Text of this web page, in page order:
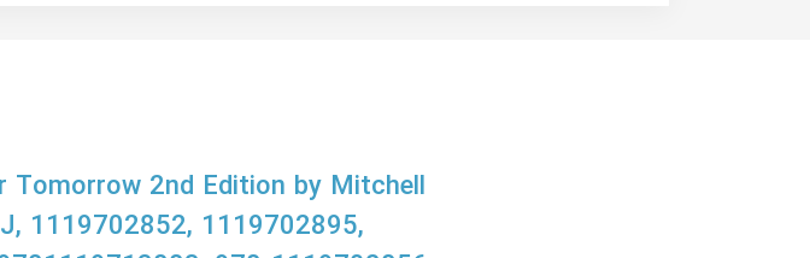
Tomorrow 2nd Edition by Mitchell
1119702852, 1119702895,